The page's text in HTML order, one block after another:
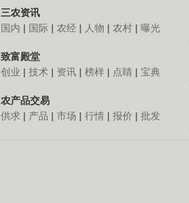
三农资讯
国内 | 国际 | 农经 | 人物 | 农村 | 曝光
致富殿堂
创业 | 技术 | 资讯 | 榜样 | 点睛 | 宝典
农产品交易
供求 | 产品 | 市场 | 行情 | 报价 | 批发